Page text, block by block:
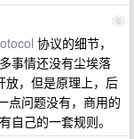
6
协议的细节，
事情还没有尘埃落
放，但是原理上，后
点问题没有，商用的
自己的一套规则。